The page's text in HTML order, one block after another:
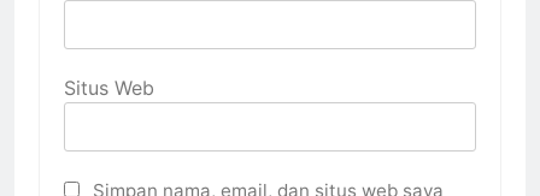
Situs Web
Simpan nama, email, dan situs web saya